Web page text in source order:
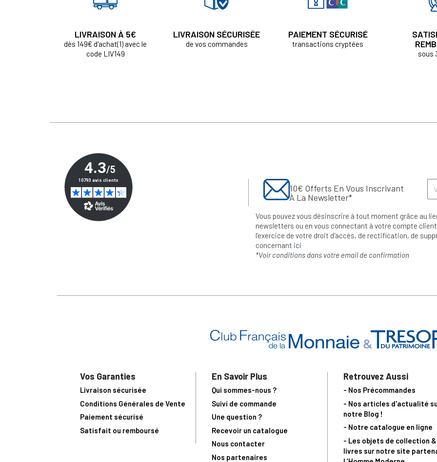
LIVRAISON À 5€
dès 149€ d'achat(1) avec le
code LIV149
LIVRAISON SÉCURISÉE
de vos commandes
PAIEMENT SÉCURISÉ
transactions cryptées
sous
10€ Offerts En Vous Inscrivant
À La Newsletter*
Vous pouvez vous désinscrire à tout moment grâce au
newsletters ou en vous connectant à votre compte
l’exercice de votre droit d'accès, de rectification, de
concernant ici
*Voir conditions dans votre email de confirmation
Vos Garanties
Livraison sécurisée
Conditions Générales de Vente
Paiement sécurisé
Satisfait ou remboursé
En Savoir Plus
Qui sommes-nous ?
Suivi de commande
Une question ?
Recevoir un catalogue
Nous contacter
Nos partenaires
Retrouvez Aussi
- Nos Précommandes
- Nos articles d'actualité
notre Blog !
- Notre catalogue en ligne
- Les objets de collection
livres sur notre site